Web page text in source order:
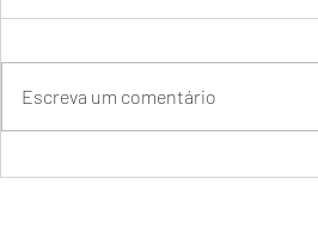
Escreva um comentário